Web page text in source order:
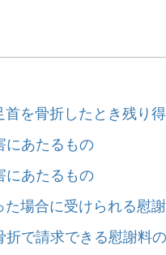
を骨折したとき残り
にあたるもの
にあたるもの
場合に受けられる慰
折で請求できる慰謝料